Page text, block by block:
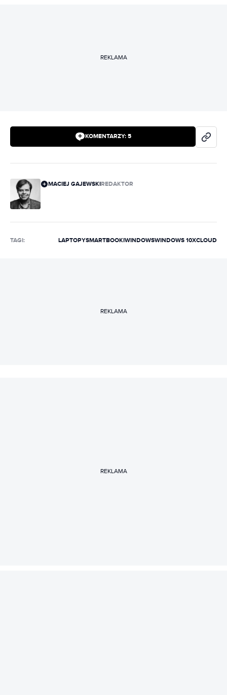
REKLAMA
KOMENTARZY: 5
MACIEJ GAJEWSKIREDAKTOR
TAGI: LAPTOPYSMARTBOOKIWINDOWSWINDOWS 10XCLOUD
REKLAMA
REKLAMA